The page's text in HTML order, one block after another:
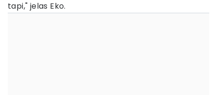
tapi," jelas Eko.